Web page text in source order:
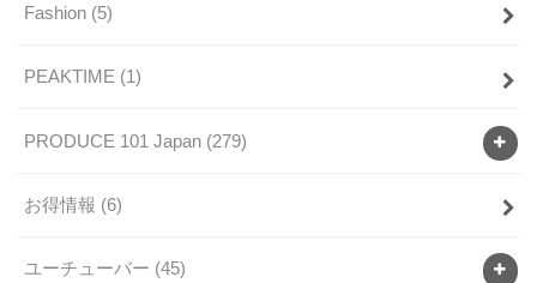
Fashion (5)
PEAKTIME (1)
PRODUCE 101 Japan (279)
お得情報 (6)
ユーチューバー (45)